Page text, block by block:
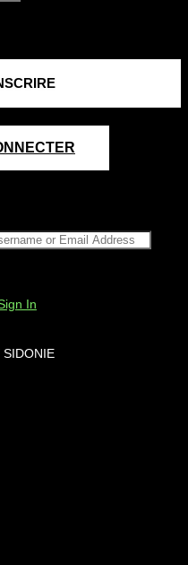
In
SIDONIE